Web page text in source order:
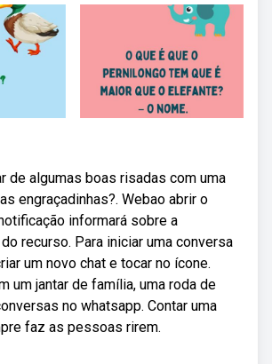
de algumas boas risadas com uma
engraçadinhas?. Webao abrir o
informará sobre a
recurso. Para iniciar uma conversa
um novo chat e tocar no ícone.
um jantar de família, uma roda de
no whatsapp. Contar uma
faz as pessoas rirem.